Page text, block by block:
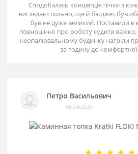
Сподобалась концепція пічки з
виглядає стильно, ще й бюджет був
був не дуже великий. Поставили в
повноцінно про роботу судити важко,
неопалювальному будинку нагріли
за годину до
Петро Васильович
06.04.2026